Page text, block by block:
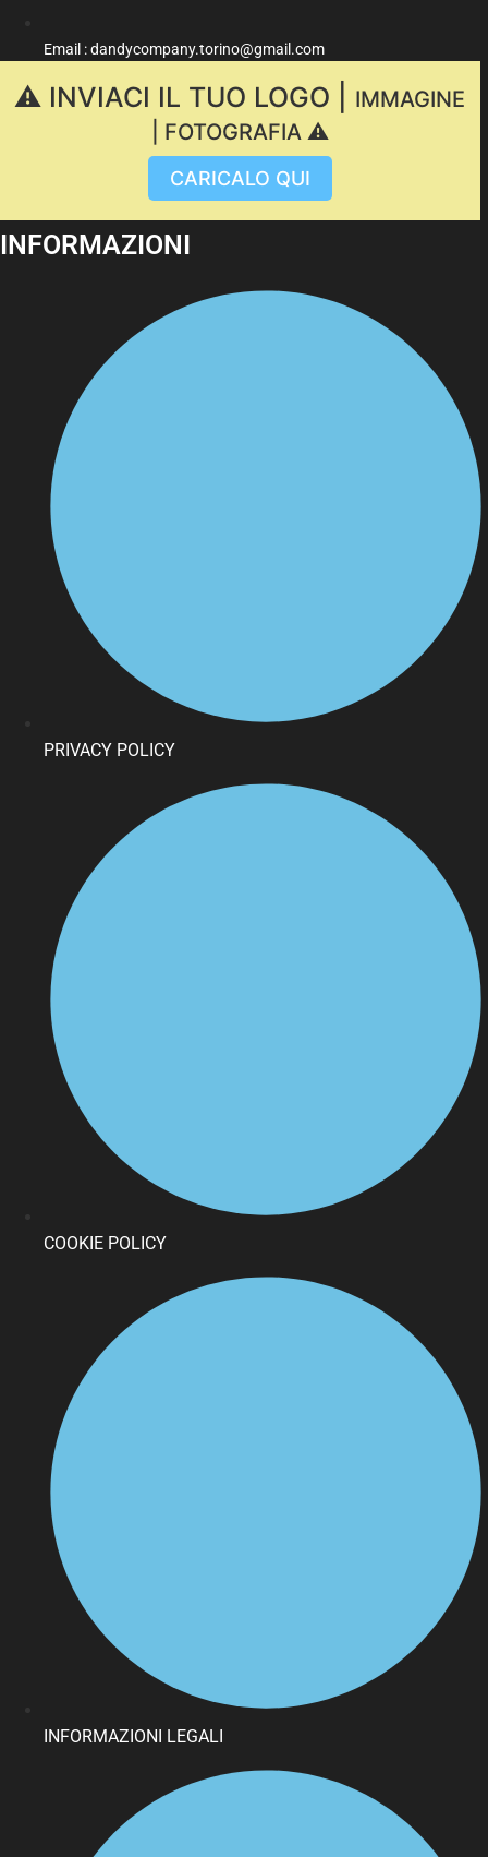
Email : dandycompany.torino@gmail.com
⚠️ INVIACI IL TUO LOGO |
IMMAGINE
| FOTOGRAFIA ⚠️
CARICALO QUI
INFORMAZIONI
PRIVACY POLICY
COOKIE POLICY
INFORMAZIONI LEGALI